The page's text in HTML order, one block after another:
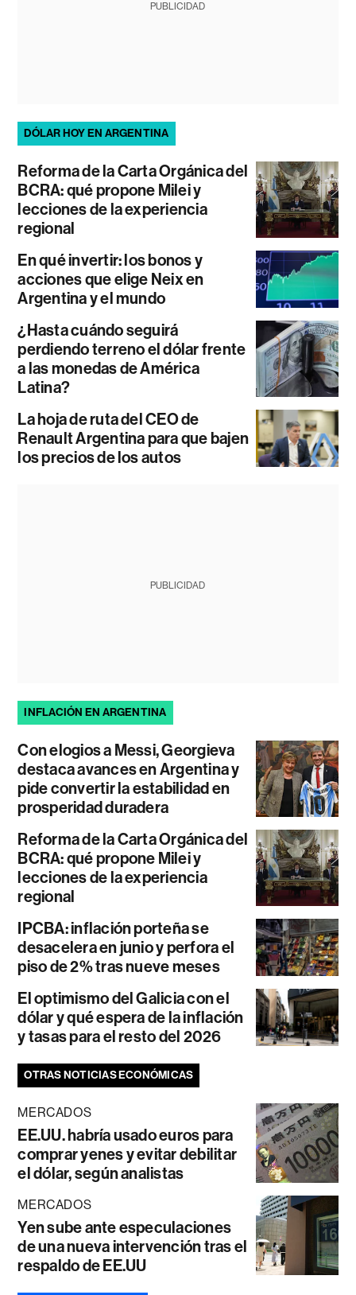
PUBLICIDAD
DÓLAR HOY EN ARGENTINA
Reforma de la Carta Orgánica del
BCRA: qué propone Milei y
lecciones de la experiencia
regional
En qué invertir: los bonos y
acciones que elige Neix en
Argentina y el mundo
¿Hasta cuándo seguirá
perdiendo terreno el dólar frente
a las monedas de América
Latina?
La hoja de ruta del CEO de
Renault Argentina para que bajen
los precios de los autos
PUBLICIDAD
INFLACIÓN EN ARGENTINA
Con elogios a Messi, Georgieva
destaca avances en Argentina y
pide convertir la estabilidad en
prosperidad duradera
Reforma de la Carta Orgánica del
BCRA: qué propone Milei y
lecciones de la experiencia
regional
IPCBA: inflación porteña se
desacelera en junio y perfora el
piso de 2% tras nueve meses
El optimismo del Galicia con el
dólar y qué espera de la inflación
y tasas para el resto del 2026
OTRAS NOTICIAS ECONÓMICAS
MERCADOS
EE.UU. habría usado euros para
comprar yenes y evitar debilitar
el dólar, según analistas
MERCADOS
Yen sube ante especulaciones
de una nueva intervención tras el
respaldo de EE.UU